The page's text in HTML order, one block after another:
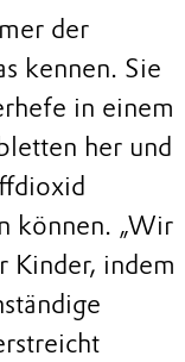
der
kennen. Sie
in einem
her und
können. „Wir
Kinder, indem